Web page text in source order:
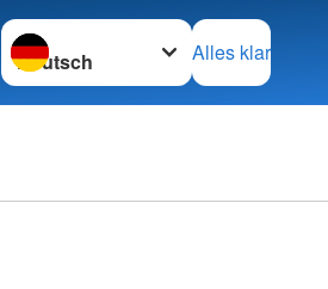
Sprache wechseln zu
Alles klar